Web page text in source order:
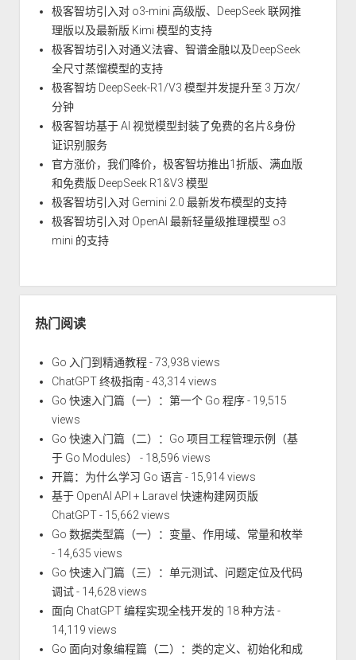
极客智坊引入对 o3-mini 高级版、DeepSeek 联网推
理版以及最新版 Kimi 模型的支持
极客智坊引入对通义法睿、智谱金融以及DeepSeek
全尺寸蒸馏模型的支持
极客智坊 DeepSeek-R1/V3 模型并发提升至 3 万次/
分钟
极客智坊基于 AI 视觉模型封装了免费的名片&身份
证识别服务
官方涨价，我们降价，极客智坊推出1折版、满血版
和免费版 DeepSeek R1&V3 模型
极客智坊引入对 Gemini 2.0 最新发布模型的支持
极客智坊引入对 OpenAI 最新轻量级推理模型 o3
mini 的支持
热门阅读
Go 入门到精通教程- 73,938 views
ChatGPT 终极指南- 43,314 views
Go 快速入门篇（一）：第一个 Go 程序- 19,515
views
Go 快速入门篇（二）：Go 项目工程管理示例（基
于 Go Modules）
- 18,596 views
开篇：为什么学习 Go 语言- 15,914 views
基于 OpenAI API + Laravel 快速构建网页版
ChatGPT- 15,662 views
Go 数据类型篇（一）：变量、作用域、常量和枚举
- 14,635 views
Go 快速入门篇（三）：单元测试、问题定位及代码
调试- 14,628 views
面向 ChatGPT 编程实现全栈开发的 18 种方法-
14,119 views
Go 面向对象编程篇（二）：类的定义、初始化和成